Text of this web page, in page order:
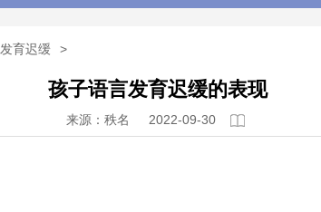
发育迟缓 >
孩子语言发育迟缓的表现
来源：秩名 2022-09-30